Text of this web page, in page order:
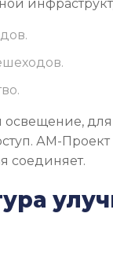
АМ-
соединяет.